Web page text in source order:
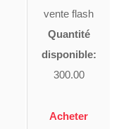
vente flash
Quantité
disponible:
300.00
Acheter